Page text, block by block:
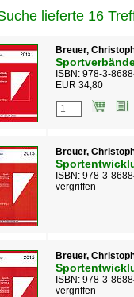
lieferte 16
Breuer,
ISBN: 978-3-
EUR 34,80
Breuer,
ISBN: 978-3-
vergriffen
Breuer,
ISBN: 978-3-
vergriffen